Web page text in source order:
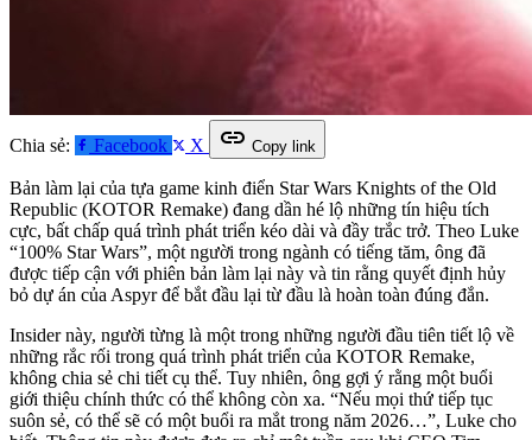
Chia sẻ: Facebook X link Copy link
Bản làm lại của tựa game kinh điển Star Wars Knights of the Old
Republic (KOTOR Remake) đang dần hé lộ những tín hiệu tích
cực, bất chấp quá trình phát triển kéo dài và đầy trắc trở. Theo Luke
“100% Star Wars”, một người trong ngành có tiếng tăm, ông đã
được tiếp cận với phiên bản làm lại này và tin rằng quyết định hủy
bỏ dự án của Aspyr để bắt đầu lại từ đầu là hoàn toàn đúng đắn.
Insider này, người từng là một trong những người đầu tiên tiết lộ về
những rắc rối trong quá trình phát triển của KOTOR Remake,
không chia sẻ chi tiết cụ thể. Tuy nhiên, ông gợi ý rằng một buổi
giới thiệu chính thức có thể không còn xa. “Nếu mọi thứ tiếp tục
suôn sẻ, có thể sẽ có một buổi ra mắt trong năm 2026…”, Luke cho